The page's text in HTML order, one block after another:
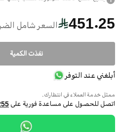
451.25 السعر شامل
نفذت الكمية
أبلغني عند التوفر
ممثل خدمة العملاء في انتظارك.
اتصل للحصول على مساعدة فورية على